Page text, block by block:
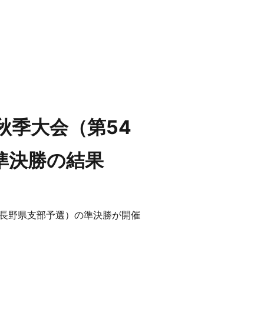
季大会（第54
決勝の結果
野県支部予選）の準決勝が開催